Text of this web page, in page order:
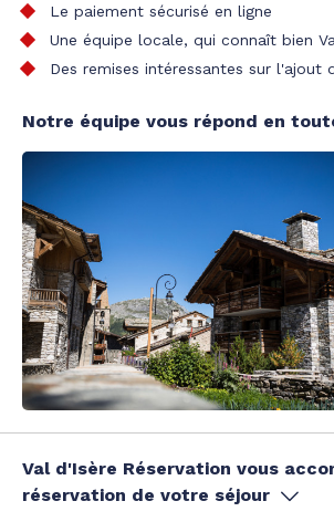
Le paiement sécurisé en ligne
Une équipe locale, qui connaît bien
Des remises intéressantes sur l'ajout
Notre équipe vous répond en
Val d'Isère Réservation vous
réservation de votre séjour